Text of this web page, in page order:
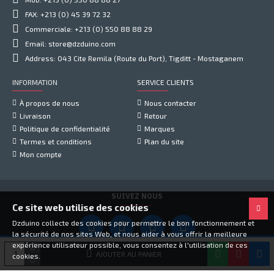
AJOUTER AU PANIER
FAX: +213 (0) 45 39 72 32
Commerciale: +213 (0) 550 88 88 29
Email: store@dzduino.com
Address: 043 Cite Remila (Route du Port), Tigditt - Mostaganem
INFORMATION
À propos de nous
Livraison
Politique de confidentialité
Termes et conditions
Mon compte
SERVICE CLIENTS
Nous contacter
Retour
Marques
Plan du site
SUIVEZ NOUS
Copyright © 2021, Dzduino Electronics, Tous droits réservés
Ce site web utilise des cookies
Dzduino collecte des cookies pour permettre le bon fonctionnement et
la sécurité de nos sites Web, et nous aider à vous offrir la meilleure
expérience utilisateur possible, vous consentez à l'utilisation de ces
cookies.